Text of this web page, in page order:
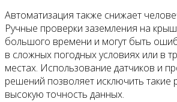
Автоматизация также снижает
Ручные проверки заземления на
большого времени и могут быть
в сложных погодных условиях или в
местах. Использование датчиков и
решений позволяет исключить такие
высокую точность данных.